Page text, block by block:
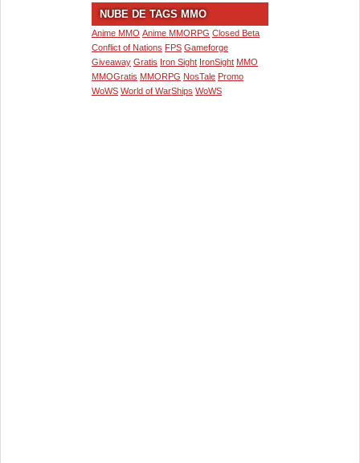
NUBE DE TAGS MMO
Anime MMO Anime MMORPG Closed Beta
Conflict of Nations FPS Gameforge
Giveaway Gratis Iron Sight IronSight MMO
MMOGratis MMORPG NosTale Promo
WoWS World of WarShips WoWS